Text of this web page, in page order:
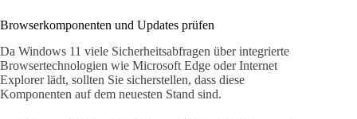
Browserkomponenten und Updates prüfen
Da Windows 11 viele Sicherheitsabfragen über integrierte
Browsertechnologien wie Microsoft Edge oder Internet
Explorer lädt, sollten Sie sicherstellen, dass diese
Komponenten auf dem neuesten Stand sind.